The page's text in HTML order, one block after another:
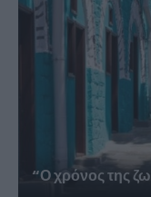
“Ο χρόνος της